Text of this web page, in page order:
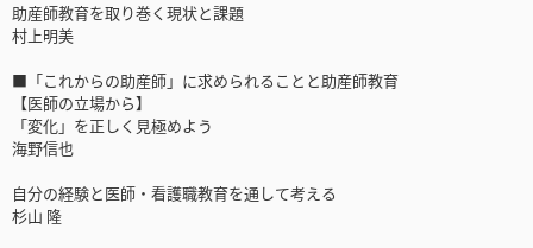
助産師教育を取り巻く現状と課題
村上明美
■「これからの助産師」に求められることと助産師教育
【医師の立場から】
「変化」を正しく見極めよう
海野信也
自分の経験と医師・看護職教育を通して考える
杉山 隆